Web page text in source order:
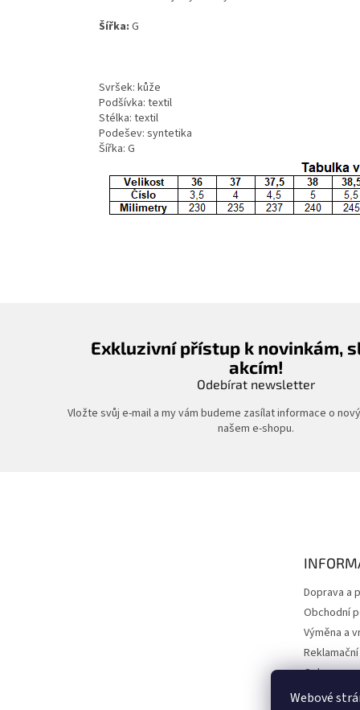
Webové
Šířka: G
Svršek: kůže
Podšívka: textil
Stélka: textil
Podešev: syntetika
Šířka: G
Exkluzivní přístup k novinkám,
akcím!
Odebírat newsletter
Vložte svůj e-mail a my vám budeme zasílat informace o
našem e-shopu.
Doprava a
Obchodní
Výměna a
Ochrana
Kontakty